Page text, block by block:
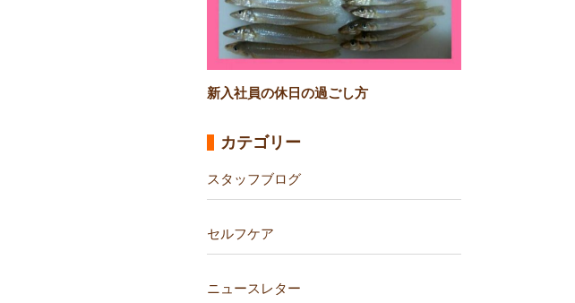
新入社員の休日の過ごし方
カテゴリー
スタッフブログ
セルフケア
ニュースレター